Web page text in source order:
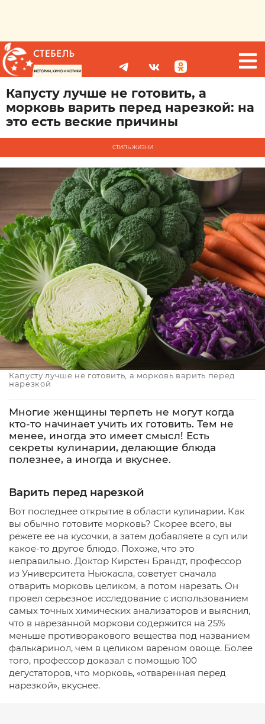
Капусту лучше не готовить, а
морковь варить перед нарезкой: на
это есть веские причины
СТИЛЬ ЖИЗНИ
Капусту лучше не готовить, а морковь варить перед
нарезкой
Многие женщины терпеть не могут когда
кто-то начинает учить их готовить. Тем не
менее, иногда это имеет смысл! Есть
секреты кулинарии, делающие блюда
полезнее, а иногда и вкуснее.
Варить перед нарезкой
Вот последнее открытие в области кулинарии. Как
вы обычно готовите морковь? Скорее всего, вы
режете ее на кусочки, а затем добавляете в суп или
какое-то другое блюдо. Похоже, что это
неправильно. Доктор Кирстен Брандт, профессор
из Университета Ньюкасла, советует сначала
отварить морковь целиком, а потом нарезать. Он
провел серьезное исследование с использованием
самых точных химических анализаторов и выяснил,
что в нарезанной моркови содержится на 25%
меньше противоракового вещества под названием
фалькаринол, чем в целиком вареном овоще. Более
того, профессор доказал с помощью 100
дегустаторов, что морковь, «отваренная перед
нарезкой», вкуснее.